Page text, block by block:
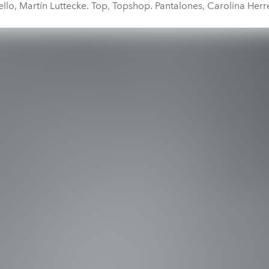
Martín Luttecke. Top, Topshop. Pantalones, Carolina